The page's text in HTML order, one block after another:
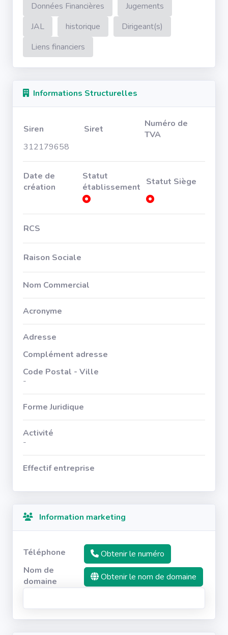
Données Financières
Jugements
JAL
historique
Dirigeant(s)
Liens financiers
Informations Structurelles
Siren Siret
Numéro de
TVA
312179658
Date de
création
Statut
établissement Statut Siège
RCS
Raison Sociale
Nom Commercial
Acronyme
Adresse
Complément adresse
Code Postal - Ville
-
Forme Juridique
Activité
-
Effectif entreprise
Information marketing
Téléphone
Obtenir le numéro
Nom de
domaine
Obtenir le nom de domaine